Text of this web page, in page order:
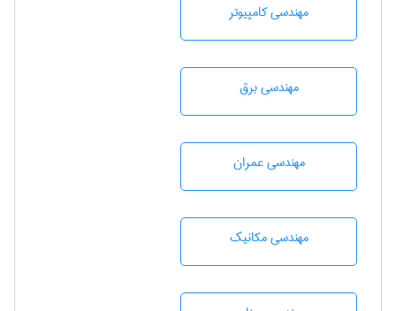
مهندسی كامپيوتر
مهندسی برق
مهندسی عمران
مهندسی مکانیک